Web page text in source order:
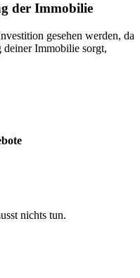
der Immobilie
gesehen werden, da
deiner Immobilie sorgt,
nichts tun.